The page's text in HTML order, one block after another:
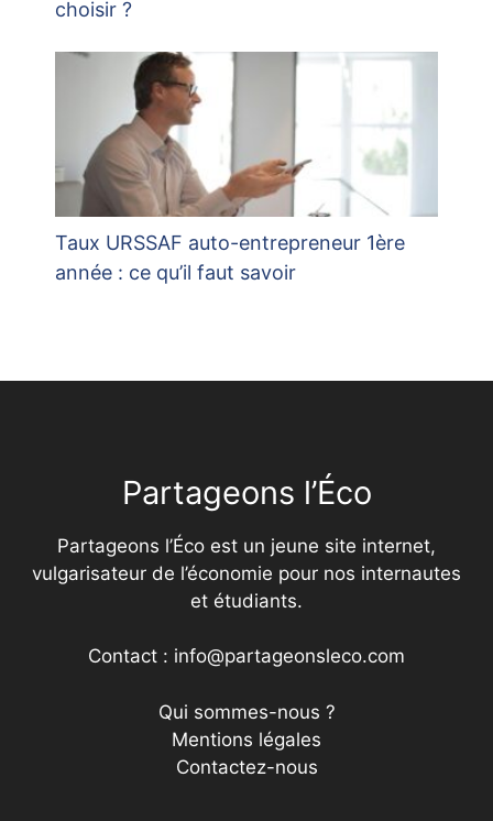
choisir ?
Taux URSSAF auto-entrepreneur 1ère
année : ce qu’il faut savoir
Partageons l’Éco
Partageons l’Éco est un jeune site internet,
vulgarisateur de l’économie pour nos internautes
et étudiants.
Contact : info@partageonsleco.com
Qui sommes-nous ?
Mentions légales
Contactez-nous